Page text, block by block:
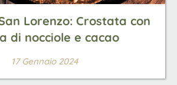
Lorenzo: Crostata con
di nocciole e cacao
17 Gennaio 2024